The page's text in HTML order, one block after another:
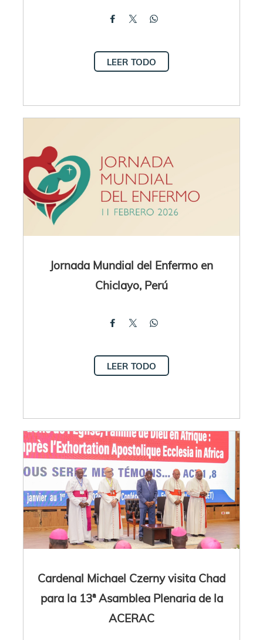
LEER TODO
Jornada Mundial del Enfermo en
Chiclayo, Perú
LEER TODO
Cardenal Michael Czerny visita Chad
para la 13ª Asamblea Plenaria de la
ACERAC